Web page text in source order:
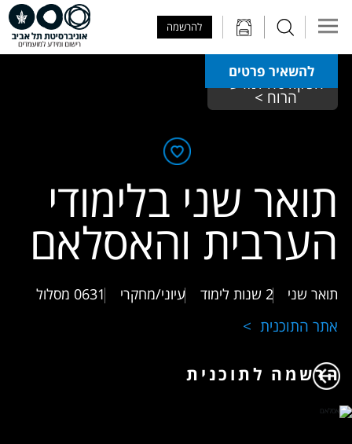
להרשמה
להשאיר פרטים
הפקולטה למדעי
הרוח >
תואר שני בלימודי
הערבית והאסלאם
תואר שני 2 שנות לימוד עיוני/מחקרי 0631 מסלול
אתר התוכנית
הרשמה לתוכנית